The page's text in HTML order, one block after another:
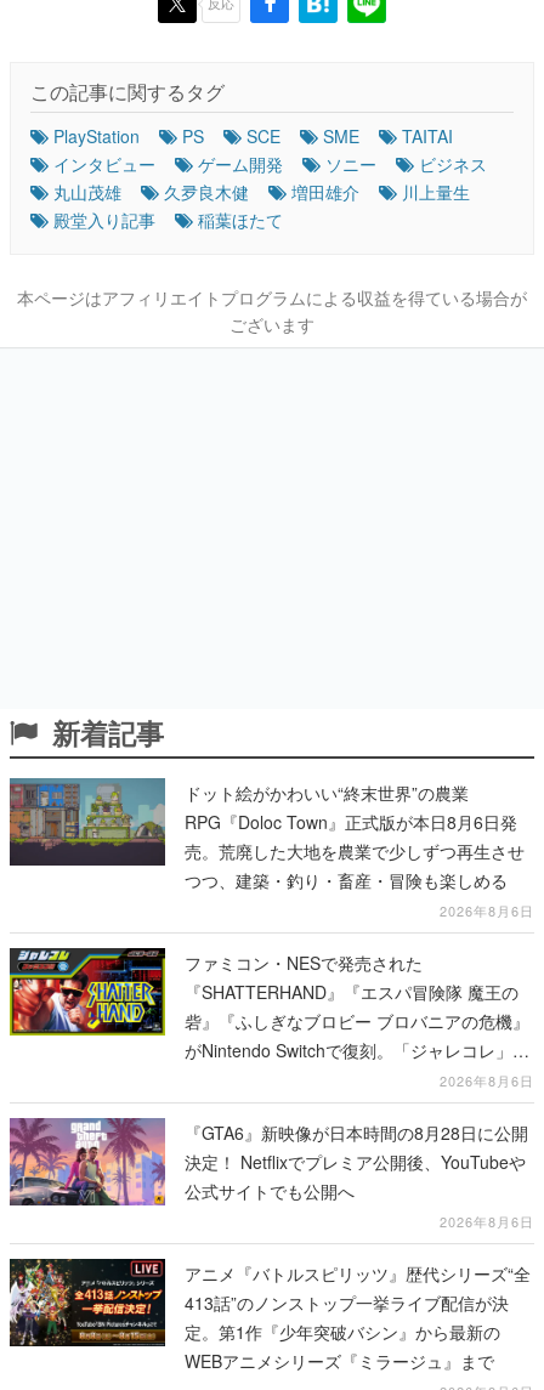
この記事に関するタグ
PlayStation PS SCE SME
TAITAI
インタビュー
ゲーム開発 ソニー
ビジネス
丸山茂雄
久夛良木健 増田雄介
川上量生
殿堂入り記事
稲葉ほたて
本ページはアフィリエイトプログラムによる収益を得ている場合が
ございます
新着記事
ドット絵がかわいい“終末世界”の農業
RPG『Doloc Town』正式版が本日8月6日発
売。荒廃した大地を農業で少しずつ再生させ
つつ、建築・釣り・畜産・冒険も楽しめる
2026年8月6日
ファミコン・NESで発売された
『SHATTERHAND』『エスパ冒険隊 魔王の
砦』『ふしぎなブロビー ブロバニアの危機』
がNintendo Switchで復刻。「ジャレコレ」シ
2026年8月6日
『GTA6』新映像が日本時間の8月28日に公開
決定！ Netflixでプレミア公開後、YouTubeや
公式サイトでも公開へ
2026年8月6日
アニメ『バトルスピリッツ』歴代シリーズ“全
413話”のノンストップ一挙ライブ配信が決
定。第1作『少年突破バシン』から最新の
WEBアニメシリーズ『ミラージュ』まで